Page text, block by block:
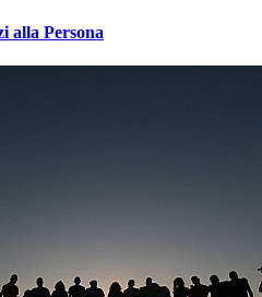
alla Persona